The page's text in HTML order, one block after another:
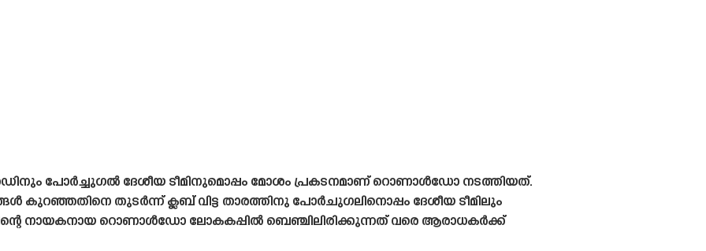
പോർച്ചുഗൽ ദേശീയ ടീമിനുമൊപ്പം മോശം പ്രകടനമാണ് റൊണാൾഡോ നടത്തിയത്.
കുറഞ്ഞതിനെ തുടർന്ന് ക്ലബ് വിട്ട താരത്തിനു പോർചുഗലിനൊപ്പം ദേശീയ ടീമിലും
നായകനായ റൊണാൾഡോ ലോകകപ്പിൽ ബെഞ്ചിലിരിക്കുന്നത് വരെ ആരാധകർക്ക്